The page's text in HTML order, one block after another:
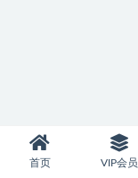
首页 VIP会员